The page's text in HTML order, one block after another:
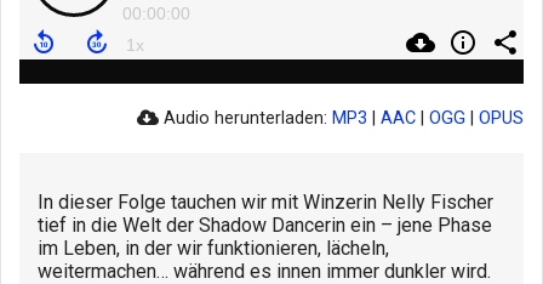
00:00:00
Audio herunterladen: MP3 AAC OGG OPUS
In dieser Folge tauchen wir mit Winzerin Nelly Fischer
tief in die Welt der Shadow Dancerin ein – jene Phase
im Leben, in der wir funktionieren, lächeln,
weitermachen… während es innen immer dunkler wird.